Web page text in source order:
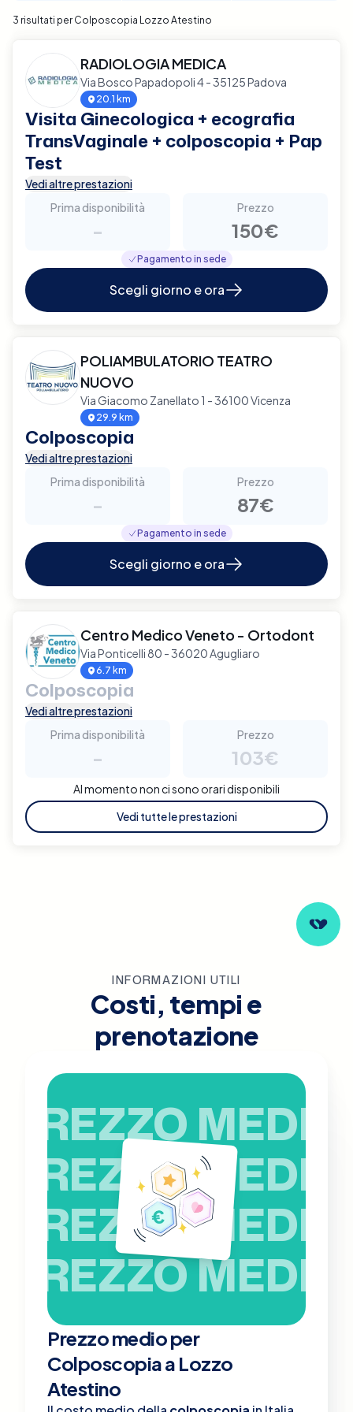
3 risultati per Colposcopia Lozzo Atestino
RADIOLOGIA MEDICA
Via Bosco Papadopoli 4 - 35125 Padova
20.1 km
Visita Ginecologica + ecografia
TransVaginale + colposcopia + Pap
Test
Vedi altre prestazioni
Prima disponibilità
-
Prezzo
150€
Pagamento in sede
Scegli giorno e ora
POLIAMBULATORIO TEATRO
NUOVO
Via Giacomo Zanellato 1 - 36100 Vicenza
29.9 km
Colposcopia
Vedi altre prestazioni
Prima disponibilità
-
Prezzo
87€
Pagamento in sede
Scegli giorno e ora
Centro Medico Veneto - Ortodont
Via Ponticelli 80 - 36020 Agugliaro
6.7 km
Colposcopia
Vedi altre prestazioni
Prima disponibilità
-
Prezzo
103€
Al momento non ci sono orari disponibili
Vedi tutte le prestazioni
INFORMAZIONI UTILI
Costi, tempi e
prenotazione
PREZZO MEDIO
PREZZO MEDIO
PREZZO MEDIO
PREZZO MEDIO
Prezzo medio per
Colposcopia a Lozzo
Atestino